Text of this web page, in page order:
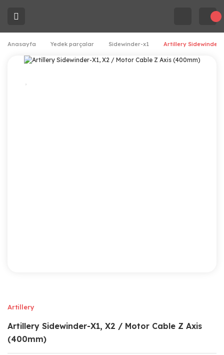
Anasayfa Yedek parçalar Sidewinder-x1 Artillery Sidewinder-
Artillery
Artillery Sidewinder-X1, X2 / Motor Cable Z Axis
(400mm)